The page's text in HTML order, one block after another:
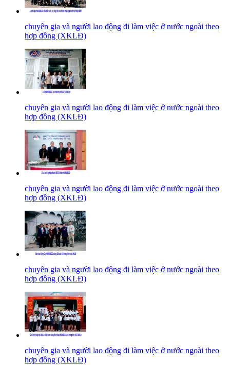
chuyên gia và người lao động đi làm việc ở nước ngoài theo
hợp đồng (XKLĐ)
chuyên gia và người lao động đi làm việc ở nước ngoài theo
hợp đồng (XKLĐ)
chuyên gia và người lao động đi làm việc ở nước ngoài theo
hợp đồng (XKLĐ)
chuyên gia và người lao động đi làm việc ở nước ngoài theo
hợp đồng (XKLĐ)
chuyên gia và người lao động đi làm việc ở nước ngoài theo
hợp đồng (XKLĐ)